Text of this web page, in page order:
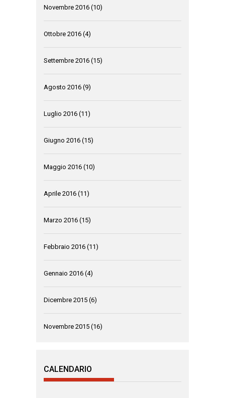
Novembre 2016 (10)
Ottobre 2016 (4)
Settembre 2016 (15)
Agosto 2016 (9)
Luglio 2016 (11)
Giugno 2016 (15)
Maggio 2016 (10)
Aprile 2016 (11)
Marzo 2016 (15)
Febbraio 2016 (11)
Gennaio 2016 (4)
Dicembre 2015 (6)
Novembre 2015 (16)
CALENDARIO